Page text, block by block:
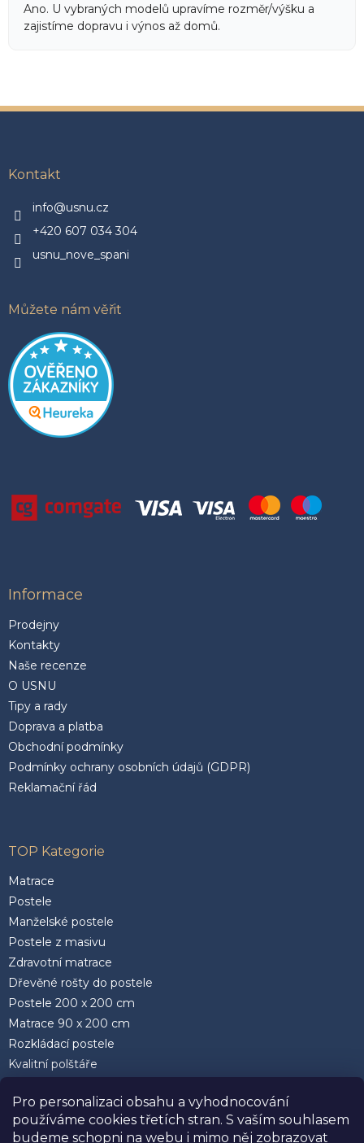
Pro personalizaci obsahu a vyhodnocování
používáme cookies třetích stran. S vaším souhlasem
budeme schopni na webu i mimo něj zobrazovat
Ano. U vybraných modelů upravíme rozměr/výšku a
zajistíme dopravu i výnos až domů.
Kontakt
info@usnu.cz
+420 607 034 304
usnu_nove_spani
Můžete nám věřit
Informace
Prodejny
Kontakty
Naše recenze
O USNU
Tipy a rady
Doprava a platba
Obchodní podmínky
Podmínky ochrany osobních údajů (GDPR)
Reklamační řád
TOP Kategorie
Matrace
Postele
Manželské postele
Postele z masivu
Zdravotní matrace
Dřevěné rošty do postele
Postele 200 x 200 cm
Matrace 90 x 200 cm
Rozkládací postele
Kvalitní polštáře